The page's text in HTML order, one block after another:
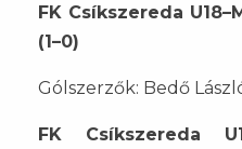
FK Csíkszereda
(1–0)
Gólszerzők: Bedő
FK Csíkszereda